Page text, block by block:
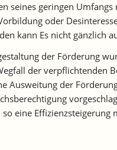
seines geringen
oder
kann Es nicht gänzlich
der Förderung
der verpflichtenden
Ausweitung der
eine Effizienzsteigerung